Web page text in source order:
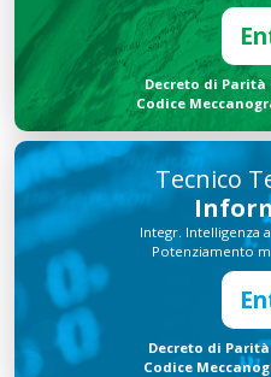
Decreto di Parità
Codice
Tecnico
Integr. Intelligenza
Potenziamento
Decreto di Parità
Codice